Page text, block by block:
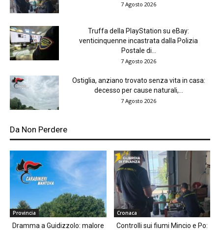
7 Agosto 2026
Truffa della PlayStation su eBay:
venticinquenne incastrata dalla Polizia
Postale di...
7 Agosto 2026
Ostiglia, anziano trovato senza vita in casa:
decesso per cause naturali,...
7 Agosto 2026
Da Non Perdere
Provincia
Dramma a Guidizzolo: malore
Cronaca
Controlli sui fiumi Mincio e Po: